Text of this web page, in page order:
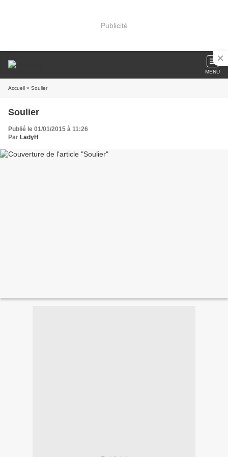
Publicité
MENU
Accueil » Soulier
Soulier
Publié le 01/01/2015 à 11:26
Par LadyH